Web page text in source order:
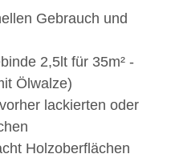
Gebrauch und
2,5lt für 35m² -
Ölwalze)
lackierten oder
Holzoberflächen